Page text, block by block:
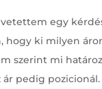
egy
hogy ki milyen
szerint mi
ár pedig